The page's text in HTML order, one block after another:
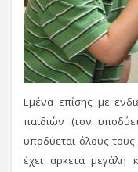
Εμένα επίσης με
παιδιών (τον
υποδύεται όλους
έχει αρκετά μεγάλη